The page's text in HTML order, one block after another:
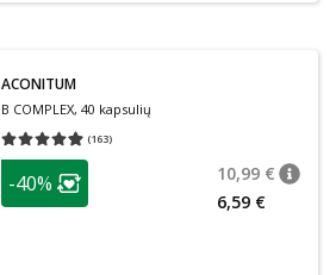
ACONITUM
B COMPLEX, 40 kapsulių
(163)
Vidutinis įvertinimas 4.91
patarimas
Lojalumo klubo narių nuolaida
-40% 10,99 €
6,59 €